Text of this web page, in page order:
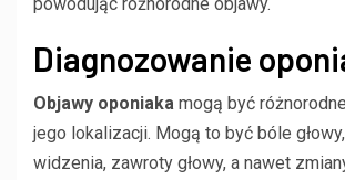
powodując różnorodne objawy.
Diagnozowanie
Objawy oponiaka mogą być
jego lokalizacji. Mogą to być bóle
widzenia, zawroty głowy, a nawet